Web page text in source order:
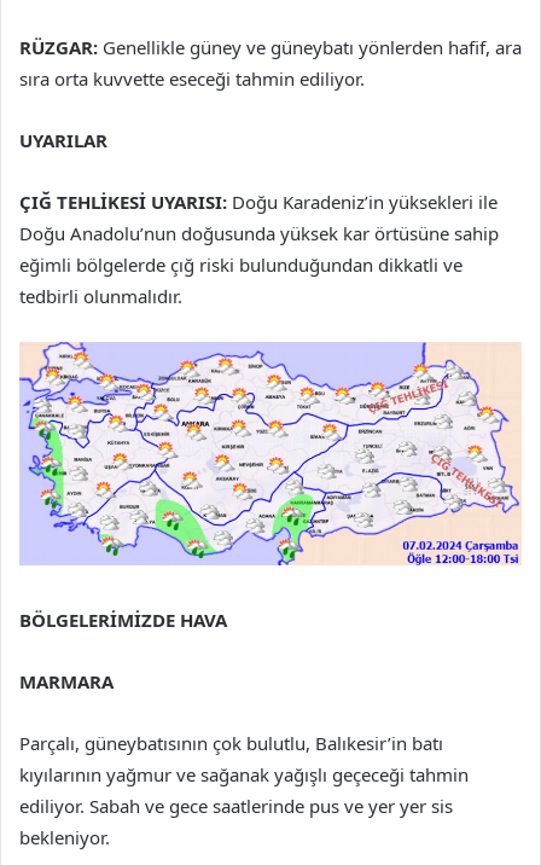
RÜZGAR: Genellikle güney ve güneybatı yönlerden hafif, ara
sıra orta kuvvette eseceği tahmin ediliyor.
UYARILAR
ÇIĞ TEHLİKESİ UYARISI: Doğu Karadeniz’in yüksekleri ile
Doğu Anadolu’nun doğusunda yüksek kar örtüsüne sahip
eğimli bölgelerde çığ riski bulunduğundan dikkatli ve
tedbirli olunmalıdır.
BÖLGELERİMİZDE HAVA
MARMARA
Parçalı, güneybatısının çok bulutlu, Balıkesir’in batı
kıyılarının yağmur ve sağanak yağışlı geçeceği tahmin
ediliyor. Sabah ve gece saatlerinde pus ve yer yer sis
bekleniyor.